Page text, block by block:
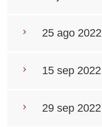
25 ago 2022
15 sep 2022
29 sep 2022